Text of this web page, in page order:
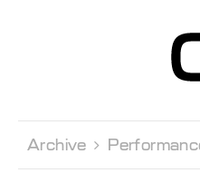
Archive 